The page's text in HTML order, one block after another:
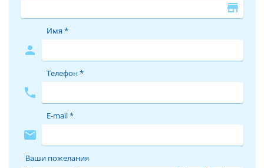
store
person
Имя *
phone
Телефон *
mail
E-mail *
Ваши пожелания